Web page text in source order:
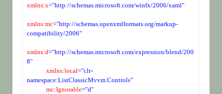
xmlns:x="http://schemas.microsoft.com/winfx/2006/xaml"
xmlns:mc="http://schemas.openxmlformats.org/markup-
compatibility/2006"
xmlns:d="http://schemas.microsoft.com/expression/blend/200
8"
xmlns:local="clr-
namespace:ListClassicMvvm.Controls"
mc:Ignorable="d"